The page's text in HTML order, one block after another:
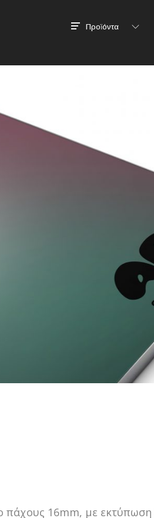
Προϊόντα
πάχους 16mm, με